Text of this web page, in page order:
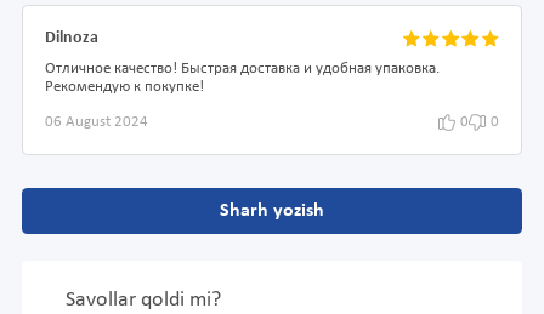
Dilnoza
Отличное качество! Быстрая доставка и удобная упаковка.
Рекомендую к покупке!
06 August 2024 0 0
Sharh yozish
Savollar qoldi mi?